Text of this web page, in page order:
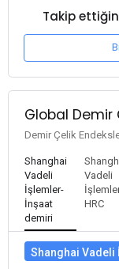
Takip
Global Demir
Demir Çelik
Shanghai
Vadeli
İşlemler-
İnşaat
demiri
Vadeli
HRC
Shanghai Vadeli